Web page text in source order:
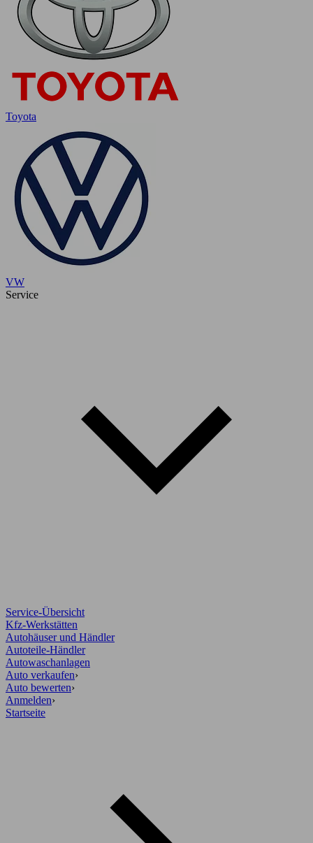
Toyota
VW
Service
Service-Übersicht
Kfz-Werkstätten
Autohäuser und Händler
Autoteile-Händler
Autowaschanlagen
Auto verkaufen›
Auto bewerten›
Anmelden›
Startseite